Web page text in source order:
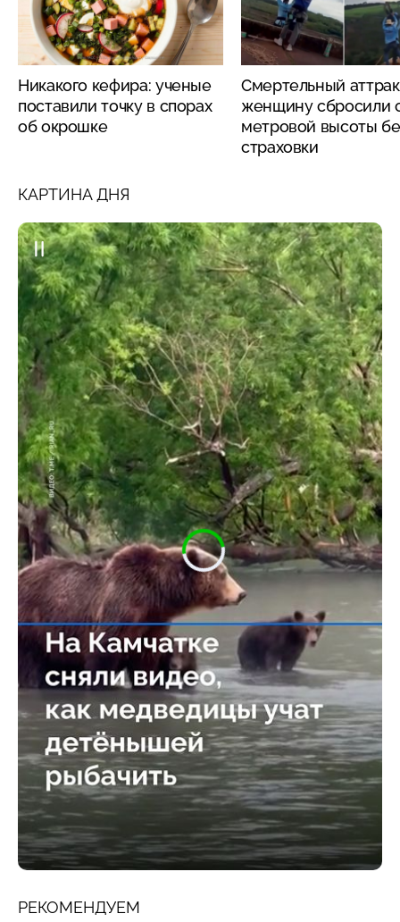
Никакого кефира: ученые
поставили точку в спорах
об окрошке
Смертельный
женщину сбросили
метровой высоты
страховки
КАРТИНА ДНЯ
РЕКОМЕНДУЕМ